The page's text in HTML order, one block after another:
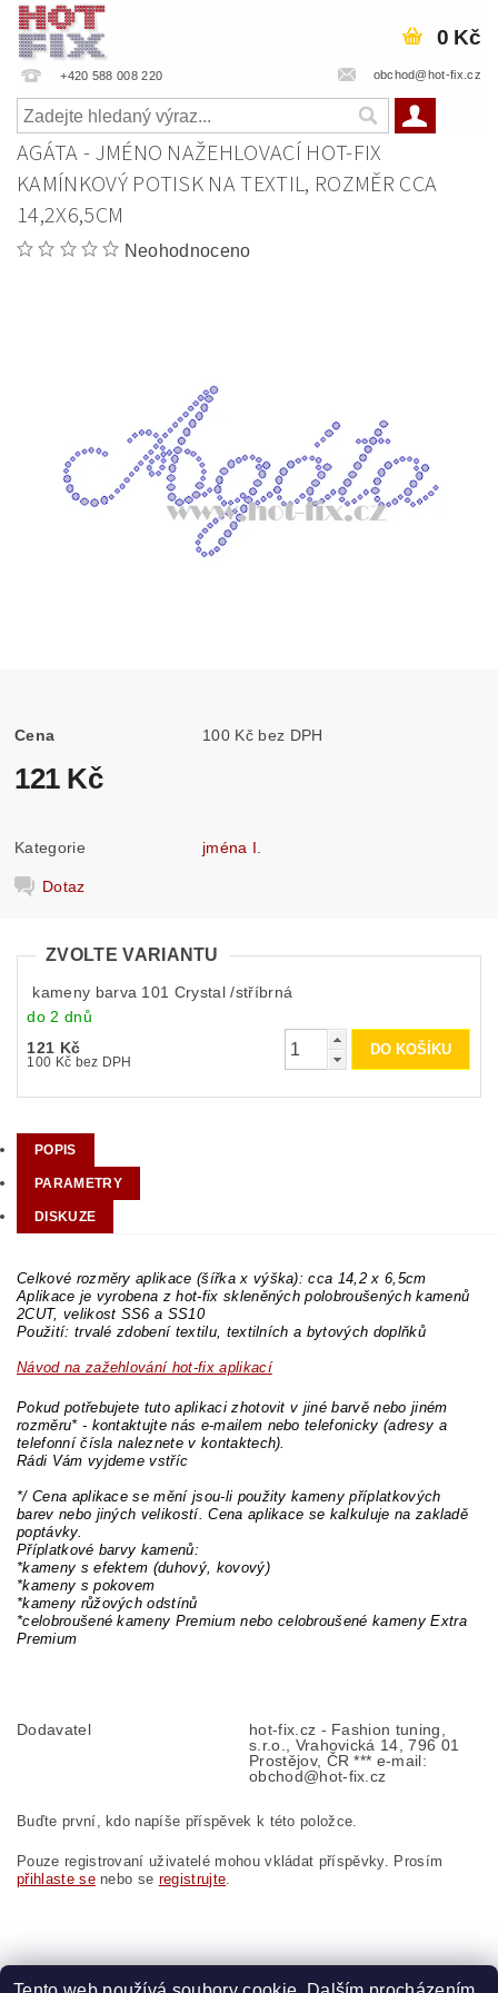
+420 588 008 220 obchod@hot-fix.cz
0 Kč
AGÁTA - JMÉNO NAŽEHLOVACÍ HOT-FIX
KAMÍNKOVÝ POTISK NA TEXTIL, ROZMĚR CCA
14,2X6,5CM
Neohodnoceno
Cena 100 Kč bez DPH
121 Kč
Kategorie jména I.
Dotaz
ZVOLTE VARIANTU
kameny barva 101 Crystal /stříbrná
do 2 dnů
121 Kč
100 Kč bez DPH
POPIS
PARAMETRY
DISKUZE
Celkové rozměry aplikace (šířka x výška): cca 14,2 x 6,5cm
Aplikace je vyrobena z hot-fix skleněných polobroušených kamenů
2CUT, velikost SS6 a SS10
Použití: trvalé zdobení textilu, textilních a bytových doplňků
Návod na zažehlování hot-fix aplikací
Pokud potřebujete tuto aplikaci zhotovit v jiné barvě nebo jiném
rozměru* - kontaktujte nás e-mailem nebo telefonicky (adresy a
telefonní čísla naleznete v kontaktech).
Rádi Vám vyjdeme vstříc
*/ Cena aplikace se mění jsou-li použity kameny příplatkových
barev nebo jiných velikostí. Cena aplikace se kalkuluje na zakladě
poptávky.
Příplatkové barvy kamenů:
*kameny s efektem (duhový, kovový)
*kameny s pokovem
*kameny růžových odstínů
*celobroušené kameny Premium nebo celobroušené kameny Extra
Premium
Dodavatel
hot-fix.cz - Fashion tuning,
s.r.o., Vrahovická 14, 796 01
Prostějov, ČR *** e-mail:
obchod@hot-fix.cz
Buďte první, kdo napíše příspěvek k této položce.
Pouze registrovaní uživatelé mohou vkládat příspěvky. Prosím
přihlaste senebo se registrujte.